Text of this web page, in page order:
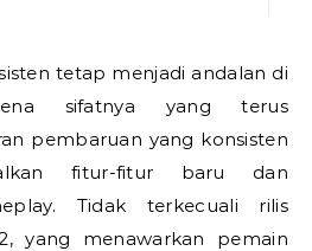
sifatnya yang terus
pembaruan yang konsisten
fitur-fitur baru dan
Tidak terkecuali rilis
yang menawarkan pemain